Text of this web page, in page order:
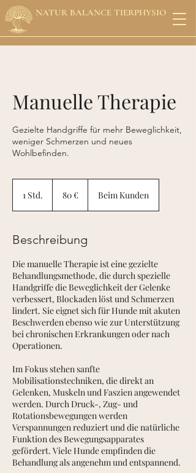
NATUR BALANCE TIERPHYSIO
Manuelle Therapie
Gezielte Handgriffe für mehr Beweglichkeit,
weniger Schmerzen und neues
Wohlbefinden.
1 Std. 80 € Beim Kunden
Beschreibung
Die manuelle Therapie ist eine gezielte
Behandlungsmethode, die durch spezielle
Handgriffe die Beweglichkeit der Gelenke
verbessert, Blockaden löst und Schmerzen
lindert. Sie eignet sich für Hunde mit akuten
Beschwerden ebenso wie zur Unterstützung
bei chronischen Erkrankungen oder nach
Operationen.
Im Fokus stehen sanfte
Mobilisationstechniken, die direkt an
Gelenken, Muskeln und Faszien angewendet
werden. Durch Druck-, Zug- und
Rotationsbewegungen werden
Verspannungen reduziert und die natürliche
Funktion des Bewegungsapparates
gefördert. Viele Hunde empfinden die
Behandlung als angenehm und entspannend.